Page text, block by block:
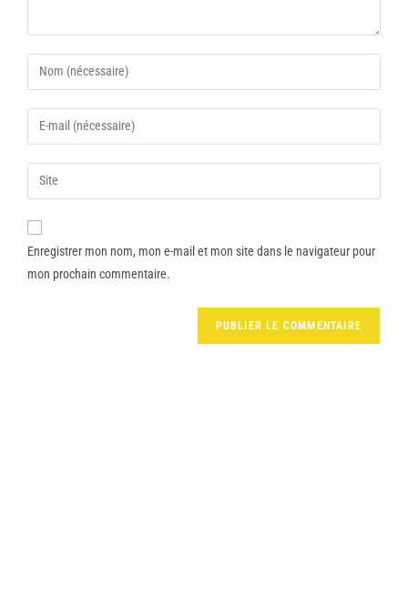
Enregistrer mon nom, mon e-mail et mon site dans le navigateur pour
mon prochain commentaire.